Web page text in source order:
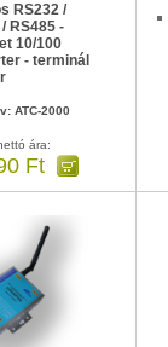
RS232 /
RS485 -
10/100
- terminál
ATC-2000
ára:
Ft